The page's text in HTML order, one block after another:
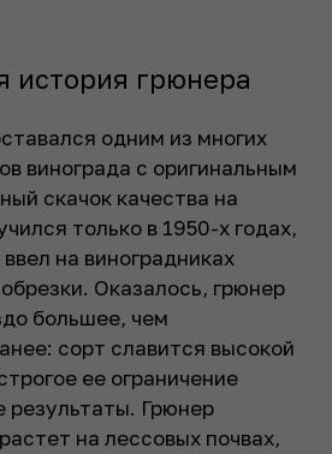
история грюнера
одним из многих
винограда с оригинальным
скачок качества на
только в 1950-х годах,
на виноградниках
Оказалось, грюнер
большее, чем
сорт славится высокой
ее ограничение
результаты. Грюнер
на лессовых почвах,